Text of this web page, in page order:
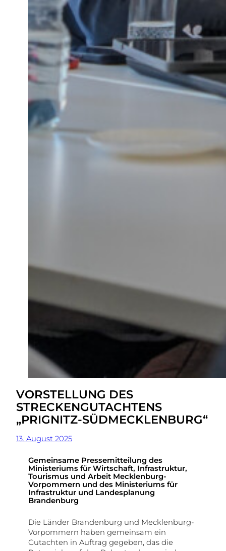
VORSTELLUNG DES
STRECKENGUTACHTENS
„PRIGNITZ-SÜDMECKLENBURG“
13. August 2025
Gemeinsame Pressemitteilung des
Ministeriums für Wirtschaft, Infrastruktur,
Tourismus und Arbeit Mecklenburg-
Vorpommern und des Ministeriums für
Infrastruktur und Landesplanung
Brandenburg
Die Länder Brandenburg und Mecklenburg-
Vorpommern haben gemeinsam ein
Gutachten in Auftrag gegeben, das die